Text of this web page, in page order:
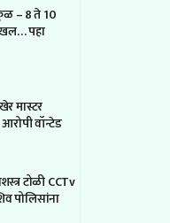
– 8 ते 10
पहा
मास्टर
वॉन्टेड
टोळी CCTv
पोलिसांना